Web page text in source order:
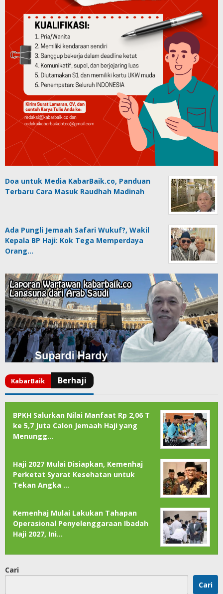
Doa untuk Media KabarBaik.co, Panduan
Terbaru Cara Masuk Raudhah Madinah
Ada Pungli Jemaah Safari Wukuf?, Wakil
Kepala BP Haji: Kok Tega Memperdaya
Orang…
BPKH Salurkan Nilai Manfaat Rp 2,06 T
ke 5,7 Juta Calon Jemaah Haji yang
Menungg…
Haji 2027 Mulai Disiapkan, Kemenhaj
Perketat Syarat Kesehatan untuk
Tekan Angka …
Kemenhaj Mulai Lakukan Tahapan
Operasional Penyelenggaraan Ibadah
Haji 2027, Ini…
Cari
Cari